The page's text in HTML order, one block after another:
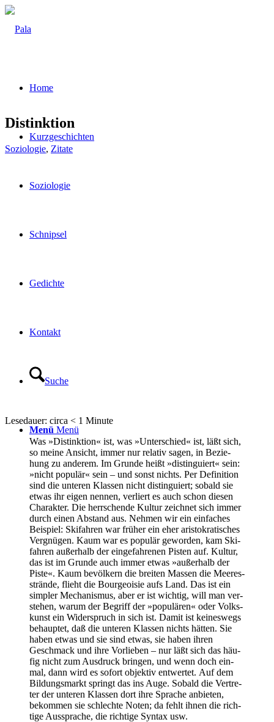
Home
Kurz­ge­schich­ten
Sozio­lo­gie
Schnip­sel
Gedich­te
Kon­takt
Suche
Menü Menü
Distink­ti­on
Soziologie, Zitate
Lese­dau­er: cir­ca < 1 Minu­te
Was »Distink­ti­on« ist, was »Unter­schied« ist, läßt sich,
so mei­ne Ansicht, immer nur rela­tiv sagen, in Bezie­
hung zu ande­rem. Im Grun­de heißt »distin­gu­iert« sein:
»nicht popu­lär« sein – und sonst nichts. Per Defi­ni­ti­on
sind die unte­ren Klas­sen nicht distin­gu­iert; sobald sie
etwas ihr eigen nen­nen, ver­liert es auch schon die­sen
Cha­rak­ter. Die herr­schen­de Kul­tur zeich­net sich immer
durch einen Abstand aus. Neh­men wir ein ein­fa­ches
Bei­spiel: Ski­fah­ren war frü­her ein eher aris­to­kra­ti­sches
Ver­gnü­gen. Kaum war es popu­lär gewor­den, kam Ski­
fah­ren außer­halb der ein­ge­fah­re­nen Pis­ten auf. Kul­tur,
das ist im Grun­de auch immer etwas »außer­halb der
Pis­te«. Kaum bevöl­kern die brei­ten Mas­sen die Mee­res­
strän­de, flieht die Bour­geoi­sie aufs Land. Das ist ein
simp­ler Mecha­nis­mus, aber er ist wich­tig, will man ver­
ste­hen, war­um der Begriff der »popu­lä­ren« oder Volks­
kunst ein Wider­spruch in sich ist. Damit ist kei­nes­wegs
behaup­tet, daß die unte­ren Klas­sen nichts hät­ten. Sie
haben etwas und sie sind etwas, sie haben ihren
Geschmack und ihre Vor­lie­ben – nur läßt sich das häu­
fig nicht zum Aus­druck brin­gen, und wenn doch ein­
mal, dann wird es sofort objek­tiv ent­wer­tet. Auf dem
Bil­dungs­markt springt das ins Auge. Sobald die Ver­tre­
ter der unte­ren Klas­sen dort ihre Spra­che anbie­ten,
bekom­men sie schlech­te Noten; da fehlt ihnen die rich­
ti­ge Aus­spra­che, die rich­ti­ge Syn­tax usw.